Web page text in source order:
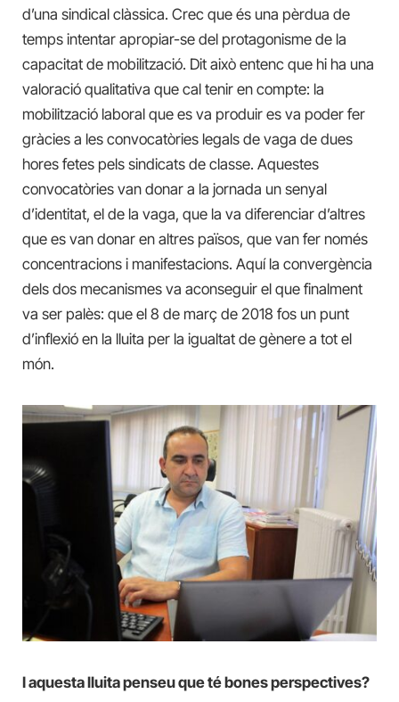
d’una sindical clàssica. Crec que és una pèrdua de
temps intentar apropiar-se del protagonisme de la
capacitat de mobilització. Dit això entenc que hi ha una
valoració qualitativa que cal tenir en compte: la
mobilització laboral que es va produir es va poder fer
gràcies a les convocatòries legals de vaga de dues
hores fetes pels sindicats de classe. Aquestes
convocatòries van donar a la jornada un senyal
d’identitat, el de la vaga, que la va diferenciar d’altres
que es van donar en altres països, que van fer només
concentracions i manifestacions. Aquí la convergència
dels dos mecanismes va aconseguir el que finalment
va ser palès: que el 8 de març de 2018 fos un punt
d’inflexió en la lluita per la igualtat de gènere a tot el
món.
I aquesta lluita penseu que té bones perspectives?